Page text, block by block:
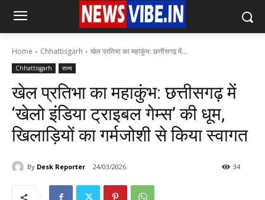
Home Chhattisgarh खेल प्रतिभा का महाकुंभ: छत्तीसगढ़ में...
Chhattisgarh राज्य
खेल प्रतिभा का महाकुंभ: छत्तीसगढ़ में
‘खेलो इंडिया ट्राइबल गेम्स’ की धूम,
खिलाड़ियों का गर्मजोशी से किया स्वागत
By Desk Reporter 24/03/2026 34